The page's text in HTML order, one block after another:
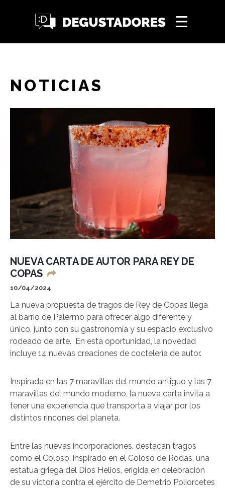
NOTICIAS
NUEVA CARTA DE AUTOR PARA REY DE
COPAS
10/04/2024
La nueva propuesta de tragos de Rey de Copas llega
al barrio de Palermo para ofrecer algo diferente y
único, junto con su gastronomía y su espacio exclusivo
rodeado de arte. En esta oportunidad, la novedad
incluye 14 nuevas creaciones de coctelería de autor.
Inspirada en las 7 maravillas del mundo antiguo y las 7
maravillas del mundo moderno, la nueva carta invita a
tener una experiencia que transporta a viajar por los
distintos rincones del planeta.
Entre las nuevas incorporaciones, destacan tragos
como el Coloso, inspirado en el Coloso de Rodas, una
estatua griega del Dios Helios, erigida en celebración
de su victoria contra el ejército de Demetrio Poliorcetes